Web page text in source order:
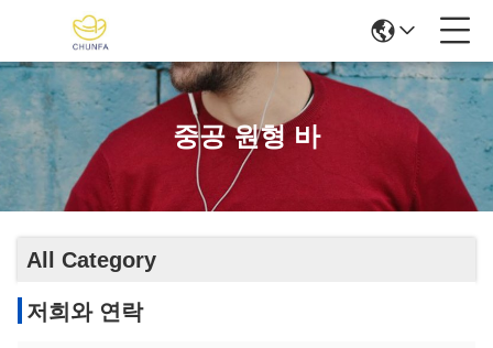
중공 원형 바
All Category
저희와 연락